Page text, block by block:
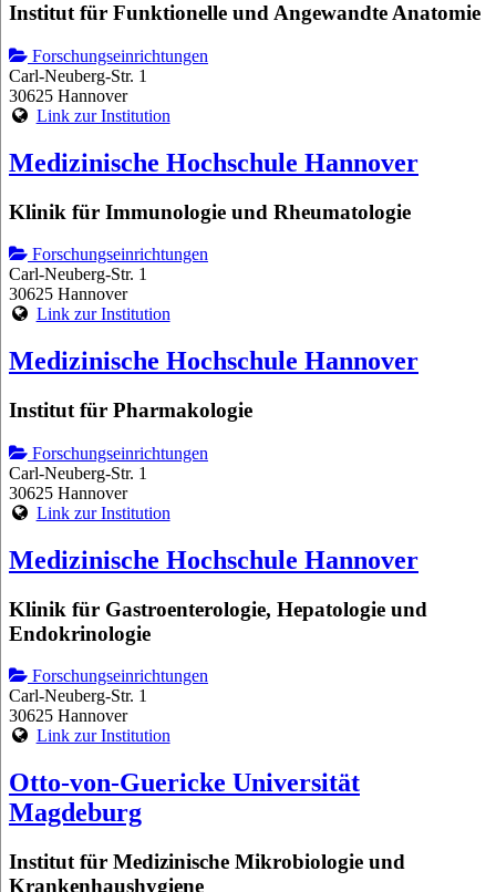
Institut für Funktionelle und Angewandte Anatomie
Forschungseinrichtungen
Carl-Neuberg-Str. 1
30625 Hannover
Link zur Institution
Medizinische Hochschule Hannover
Klinik für Immunologie und Rheumatologie
Forschungseinrichtungen
Carl-Neuberg-Str. 1
30625 Hannover
Link zur Institution
Medizinische Hochschule Hannover
Institut für Pharmakologie
Forschungseinrichtungen
Carl-Neuberg-Str. 1
30625 Hannover
Link zur Institution
Medizinische Hochschule Hannover
Klinik für Gastroenterologie, Hepatologie und
Endokrinologie
Forschungseinrichtungen
Carl-Neuberg-Str. 1
30625 Hannover
Link zur Institution
Otto-von-Guericke Universität
Magdeburg
Institut für Medizinische Mikrobiologie und
Krankenhaushygiene